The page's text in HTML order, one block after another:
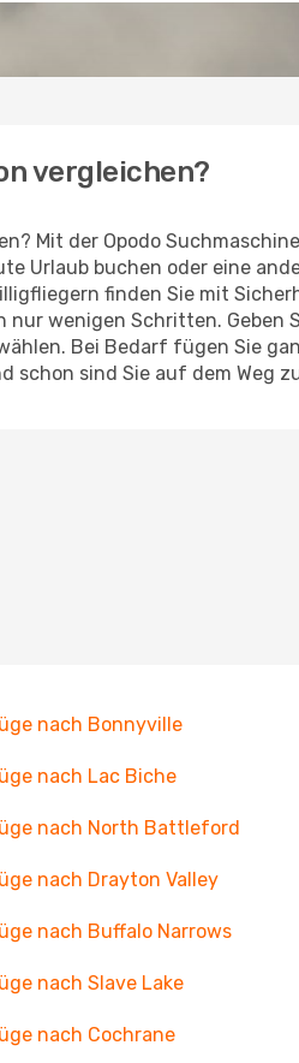
vergleichen?
Mit der Opodo
Urlaub buchen oder eine
finden Sie mit
nur wenigen Schritten.
Bei Bedarf fügen Sie
sind Sie auf dem Weg
nach Bonnyville
nach Lac Biche
nach North Battleford
nach Drayton Valley
nach Buffalo Narrows
nach Slave Lake
nach Cochrane